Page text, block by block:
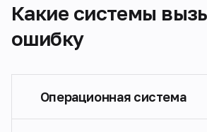
Какие системы
ошибку
Операционная система